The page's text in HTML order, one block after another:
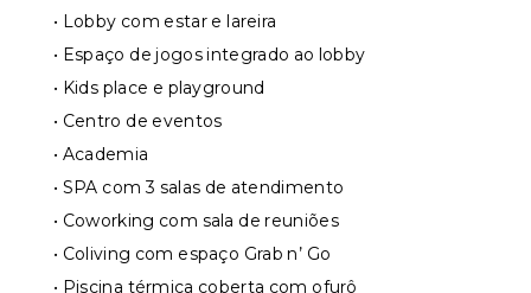
• Lobby com estar e lareira
• Espaço de jogos integrado ao lobby
• Kids place e playground
• Centro de eventos
• Academia
• SPA com 3 salas de atendimento
• Coworking com sala de reuniões
• Coliving com espaço Grab n’ Go
• Piscina térmica coberta com ofurô